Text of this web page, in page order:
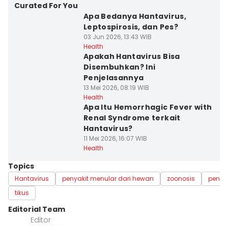
Curated For You
Apa Bedanya Hantavirus,
Leptospirosis, dan Pes?
03 Jun 2026, 13:43 WIB
Health
Apakah Hantavirus Bisa
Disembuhkan? Ini
Penjelasannya
13 Mei 2026, 08:19 WIB
Health
Apa Itu Hemorrhagic Fever with
Renal Syndrome terkait
Hantavirus?
11 Mei 2026, 16:07 WIB
Health
Topics
Hantavirus penyakit menular dari hewan zoonosis
tikus
Editorial Team
Editor